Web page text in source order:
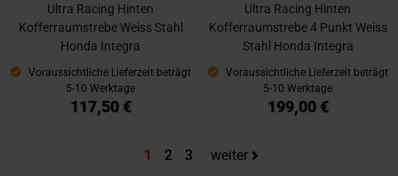
Ultra Racing Hinten
Kofferraumstrebe Weiss Stahl
Honda Integra
Voraussichtliche Lieferzeit beträgt
5-10 Werktage
117,50 €
Ultra Racing Hinten
Kofferraumstrebe 4 Punkt Weiss
Stahl Honda Integra
Voraussichtliche Lieferzeit beträgt
5-10 Werktage
199,00 €
Sie lesen gerade die Seite
1 Seite
2 Seite
3 weiter